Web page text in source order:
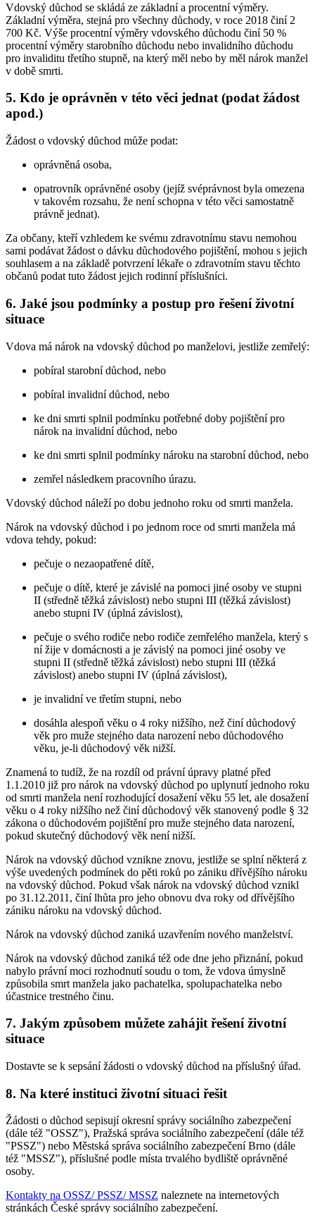
Vdovský důchod se skládá ze základní a procentní výměry.
Základní výměra, stejná pro všechny důchody, v roce 2018 činí 2
700 Kč. Výše procentní výměry vdovského důchodu činí 50 %
procentní výměry starobního důchodu nebo invalidního důchodu
pro invaliditu třetího stupně, na který měl nebo by měl nárok manžel
v době smrti.
5. Kdo je oprávněn v této věci jednat (podat žádost
apod.)
Žádost o vdovský důchod může podat:
oprávněná osoba,
opatrovník oprávněné osoby (jejíž svéprávnost byla omezena
v takovém rozsahu, že není schopna v této věci samostatně
právně jednat).
Za občany, kteří vzhledem ke svému zdravotnímu stavu nemohou
sami podávat žádost o dávku důchodového pojištění, mohou s jejich
souhlasem a na základě potvrzení lékaře o zdravotním stavu těchto
občanů podat tuto žádost jejich rodinní příslušníci.
6. Jaké jsou podmínky a postup pro řešení životní
situace
Vdova má nárok na vdovský důchod po manželovi, jestliže zemřelý:
pobíral starobní důchod, nebo
pobíral invalidní důchod, nebo
ke dni smrti splnil podmínku potřebné doby pojištění pro
nárok na invalidní důchod, nebo
ke dni smrti splnil podmínky nároku na starobní důchod, nebo
zemřel následkem pracovního úrazu.
Vdovský důchod náleží po dobu jednoho roku od smrti manžela.
Nárok na vdovský důchod i po jednom roce od smrti manžela má
vdova tehdy, pokud:
pečuje o nezaopatřené dítě,
pečuje o dítě, které je závislé na pomoci jiné osoby ve stupni
II (středně těžká závislost) nebo stupni III (těžká závislost)
anebo stupni IV (úplná závislost),
pečuje o svého rodiče nebo rodiče zemřelého manžela, který s
ní žije v domácnosti a je závislý na pomoci jiné osoby ve
stupni II (středně těžká závislost) nebo stupni III (těžká
závislost) anebo stupni IV (úplná závislost),
je invalidní ve třetím stupni, nebo
dosáhla alespoň věku o 4 roky nižšího, než činí důchodový
věk pro muže stejného data narození nebo důchodového
věku, je-li důchodový věk nižší.
Znamená to tudíž, že na rozdíl od právní úpravy platné před
1.1.2010 již pro nárok na vdovský důchod po uplynutí jednoho roku
od smrti manžela není rozhodující dosažení věku 55 let, ale dosažení
věku o 4 roky nižšího než činí důchodový věk stanovený podle § 32
zákona o důchodovém pojištění pro muže stejného data narození,
pokud skutečný důchodový věk není nižší.
Nárok na vdovský důchod vznikne znovu, jestliže se splní některá z
výše uvedených podmínek do pěti roků po zániku dřívějšího nároku
na vdovský důchod. Pokud však nárok na vdovský důchod vznikl
po 31.12.2011, činí lhůta pro jeho obnovu dva roky od dřívějšího
zániku nároku na vdovský důchod.
Nárok na vdovský důchod zaniká uzavřením nového manželství.
Nárok na vdovský důchod zaniká též ode dne jeho přiznání, pokud
nabylo právní moci rozhodnutí soudu o tom, že vdova úmyslně
způsobila smrt manžela jako pachatelka, spolupachatelka nebo
účastnice trestného činu.
7. Jakým způsobem můžete zahájit řešení životní
situace
Dostavte se k sepsání žádosti o vdovský důchod na příslušný úřad.
8. Na které instituci životní situaci řešit
Žádosti o důchod sepisují okresní správy sociálního zabezpečení
(dále též "OSSZ"), Pražská správa sociálního zabezpečení (dále též
"PSSZ") nebo Městská správa sociálního zabezpečení Brno (dále
též "MSSZ"), příslušné podle místa trvalého bydliště oprávněné
osoby.
Kontakty na OSSZ/ PSSZ/ MSSZ naleznete na internetových
stránkách České správy sociálního zabezpečení.